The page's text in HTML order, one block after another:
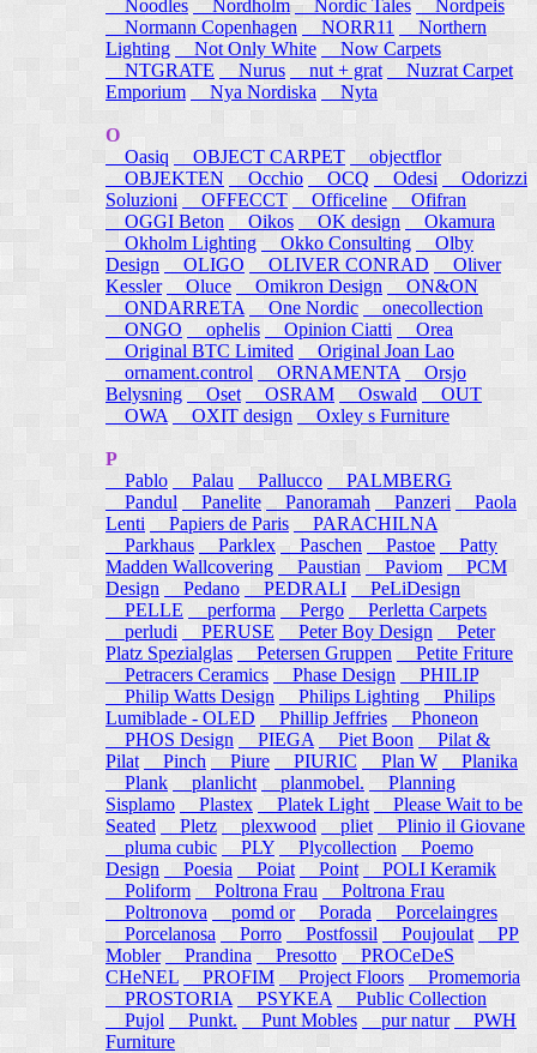
Noodles
Nordholm Nordic Tales
Nordpeis
Normann Copenhagen
NORR11
Northern
Lighting
Not Only White
Now Carpets
NTGRATE
Nurus nut + grat
Nuzrat Carpet
Emporium
Nya Nordiska Nyta
O
Oasiq
OBJECT CARPET
objectflor
OBJEKTEN
Occhio OCQ Odesi
Odorizzi
Soluzioni
OFFECCT Officeline
Ofifran
OGGI Beton
Oikos OK design
Okamura
Okholm Lighting
Okko Consulting
Olby
Design
OLIGO OLIVER CONRAD
Oliver
Kessler
Oluce Omikron Design
ON&ON
ONDARRETA
One Nordic
onecollection
ONGO
ophelis Opinion Ciatti
Orea
Original BTC Limited
Original Joan Lao
ornament.control
ORNAMENTA
Orsjo
Belysning
Oset OSRAM Oswald
OUT
OWA
OXIT design Oxley s Furniture
P
Pablo
Palau Pallucco
PALMBERG
Pandul
Panelite Panoramah Panzeri
Paola
Lenti
Papiers de Paris
PARACHILNA
Parkhaus
Parklex Paschen Pastoe
Patty
Madden Wallcovering
Paustian Paviom
PCM
Design
Pedano PEDRALI
PeLiDesign
PELLE
performa Pergo
Perletta Carpets
perludi
PERUSE Peter Boy Design
Peter
Platz Spezialglas
Petersen Gruppen
Petite Friture
Petracers Ceramics
Phase Design
PHILIP
Philip Watts Design
Philips Lighting
Philips
Lumiblade - OLED
Phillip Jeffries
Phoneon
PHOS Design
PIEGA Piet Boon
Pilat &
Pilat
Pinch Piure PIURIC Plan W
Planika
Plank
planlicht planmobel. Planning
Sisplamo
Plastex Platek Light
Please Wait to be
Seated
Pletz plexwood pliet
Plinio il Giovane
pluma cubic
PLY Plycollection
Poemo
Design
Poesia Poiat Point
POLI Keramik
Poliform
Poltrona Frau
Poltrona Frau
Poltronova
pomd or Porada
Porcelaingres
Porcelanosa
Porro Postfossil Poujoulat
PP
Mobler
Prandina Presotto
PROCeDeS
CHeNEL
PROFIM Project Floors
Promemoria
PROSTORIA
PSYKEA
Public Collection
Pujol
Punkt. Punt Mobles pur natur
PWH
Furniture